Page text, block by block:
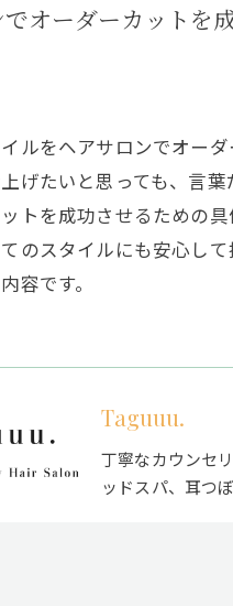
オーダーカットを
ルをヘアサロンでオー
げたいと思っても、言
トを成功させるための
のスタイルにも安心し
容です。
Taguuu.
丁寧なカウンセ
ッドスパ、耳つ